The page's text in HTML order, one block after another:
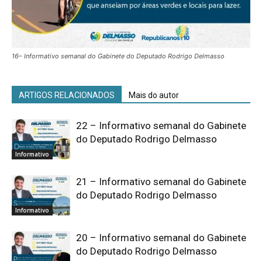
16– Informativo semanal do Gabinete do Deputado Rodrigo Delmasso
ARTIGOS RELACIONADOS Mais do autor
Informativo
22 – Informativo semanal do Gabinete
do Deputado Rodrigo Delmasso
Informativo
21 – Informativo semanal do Gabinete
do Deputado Rodrigo Delmasso
20 – Informativo semanal do Gabinete
do Deputado Rodrigo Delmasso